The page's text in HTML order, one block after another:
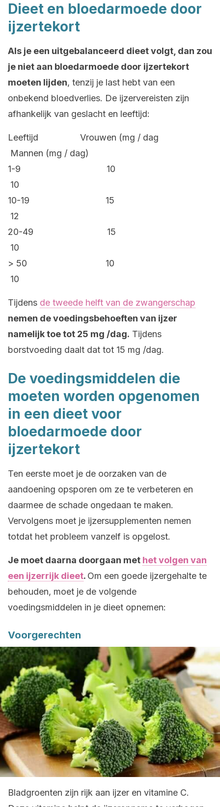
Dieet en bloedarmoede door
ijzertekort
Als je een uitgebalanceerd dieet volgt, dan zou
je niet aan bloedarmoede door ijzertekort
moeten lijden, tenzij je last hebt van een
onbekend bloedverlies. De ijzervereisten zijn
afhankelijk van geslacht en leeftijd:
Leeftijd Vrouwen (mg / dag
Mannen (mg / dag)
1-9 10
10
10-19 15
12
20-49 15
10
> 50 10
10
Tijdens de tweede helft van de zwangerschap
nemen de voedingsbehoeften van ijzer
namelijk toe tot 25 mg /dag. Tijdens
borstvoeding daalt dat tot 15 mg /dag.
De voedingsmiddelen die
moeten worden opgenomen
in een dieet voor
bloedarmoede door
ijzertekort
Ten eerste moet je de oorzaken van de
aandoening opsporen om ze te verbeteren en
daarmee de schade ongedaan te maken.
Vervolgens moet je ijzersupplementen nemen
totdat het probleem vanzelf is opgelost.
Je moet daarna doorgaan met het volgen van
een ijzerrijk dieet. Om een goede ijzergehalte te
behouden, moet je de volgende
voedingsmiddelen in je dieet opnemen:
Voorgerechten
Bladgroenten zijn rijk aan ijzer en vitamine C.